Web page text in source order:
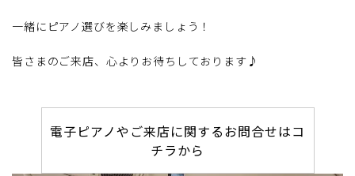
一緒にピアノ選びを楽しみましょう！
皆さまのご来店、心よりお待ちしております♪
電子ピアノやご来店に関するお問合せはコ
チラから